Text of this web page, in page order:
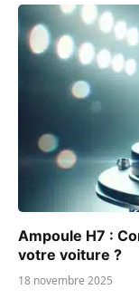
Ampoule H7 :
votre voiture ?
18 novembre 2025